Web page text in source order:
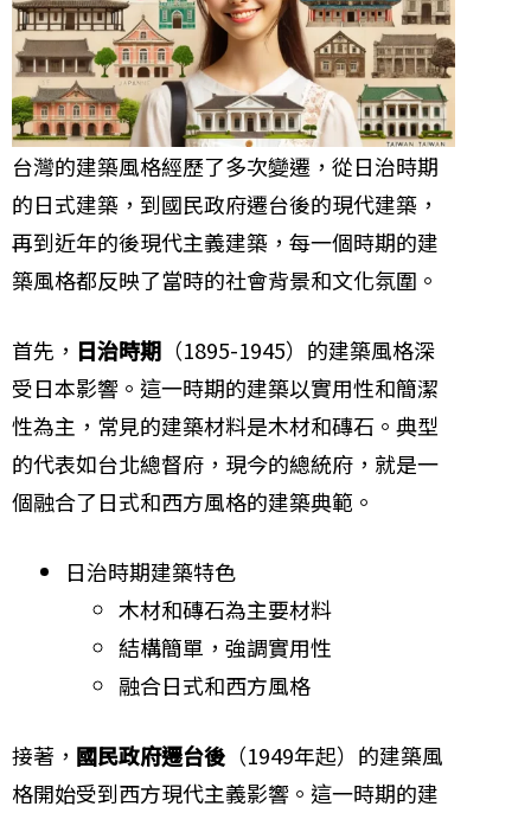
台灣的建築風格經歷了多次變遷，從日治時期
的日式建築，到國民政府遷台後的現代建築，
再到近年的後現代主義建築，每一個時期的建
築風格都反映了當時的社會背景和文化氛圍。
首先， 日治時期 （1895-1945）的建築風格深
受日本影響。這一時期的建築以實用性和簡潔
性為主，常見的建築材料是木材和磚石。典型
的代表如台北總督府，現今的總統府，就是一
個融合了日式和西方風格的建築典範。
日治時期建築特色
木材和磚石為主要材料
結構簡單，強調實用性
融合日式和西方風格
接著， 國民政府遷台後 （1949年起）的建築風
格開始受到西方現代主義影響。這一時期的建